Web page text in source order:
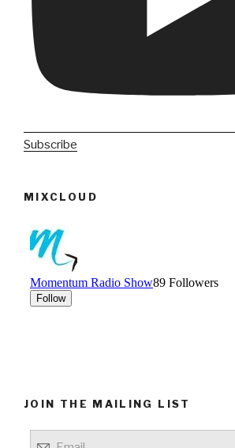
Subscribe
MIXCLOUD
JOIN THE MAILING LIST